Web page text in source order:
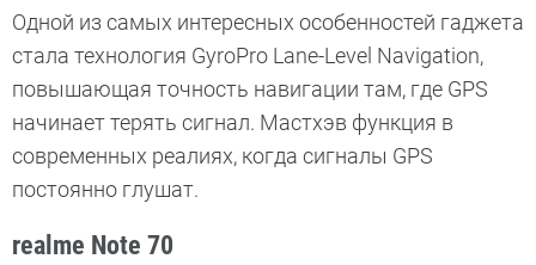
Одной из самых интересных особенностей гаджета
стала технология GyroPro Lane-Level Navigation,
повышающая точность навигации там, где GPS
начинает терять сигнал. Мастхэв функция в
современных реалиях, когда сигналы GPS
постоянно глушат.
realme Note 70